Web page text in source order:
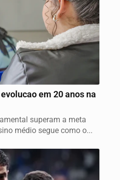
em 20 anos na
superam a meta
médio segue como o...